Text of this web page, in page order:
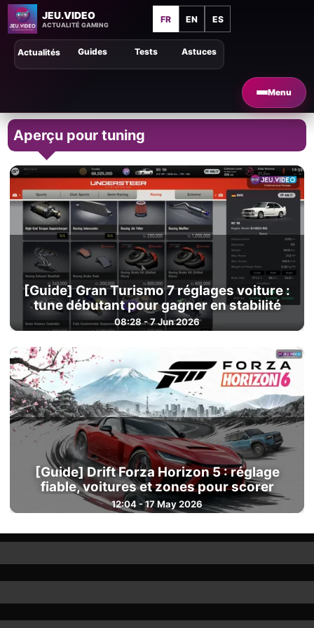
JEU.VIDEO
ACTUALITÉ GAMING
FR EN ES
Menu
Astuces
Guides Tests
Actualités
Aperçu pour tuning
[Guide] Gran Turismo 7 réglages voiture :
tune débutant pour gagner en stabilité
08:28 - 7 Jun 2026
[Guide] Drift Forza Horizon 5 : réglage
fiable, voitures et zones pour scorer
12:04 - 17 May 2026